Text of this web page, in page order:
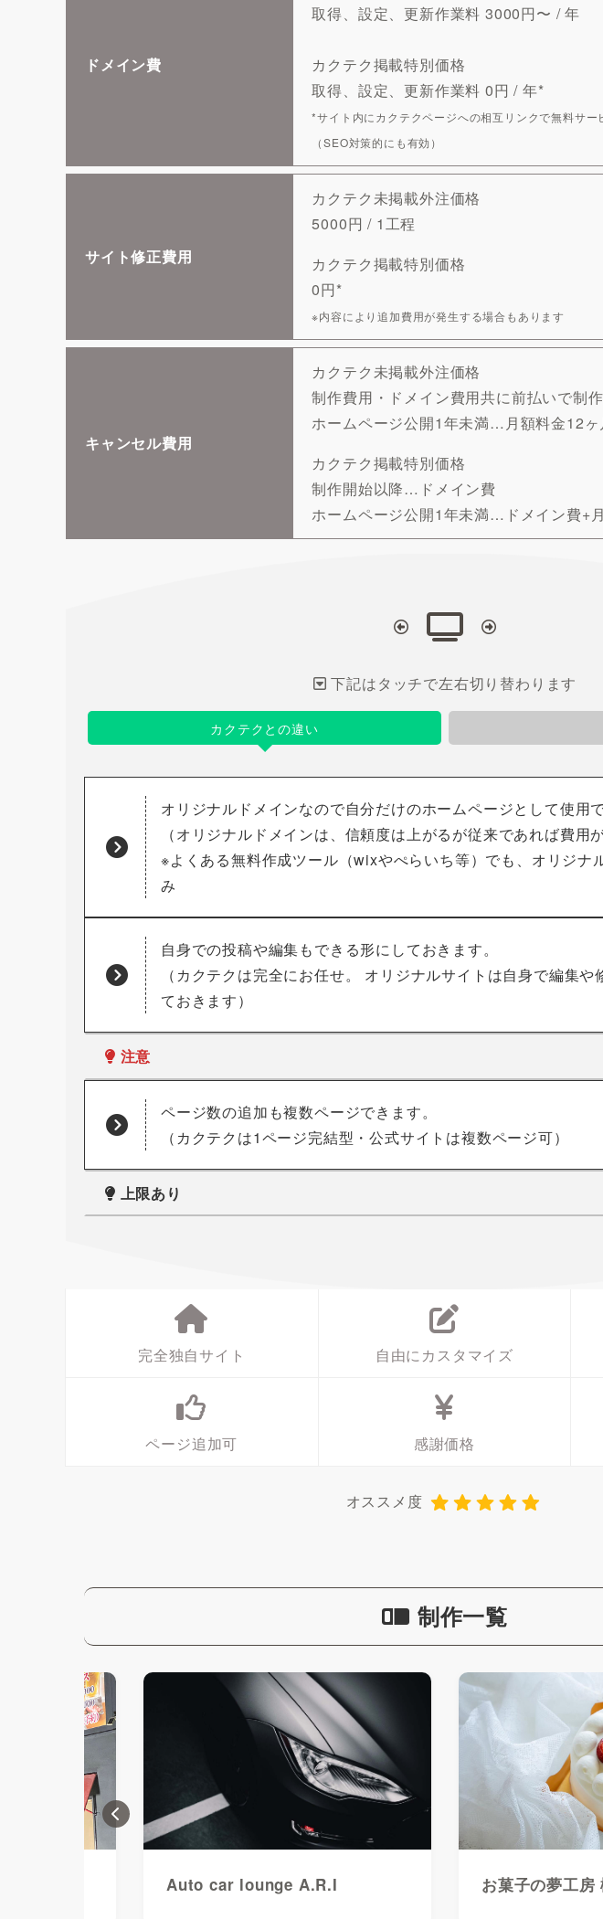
ドメイン費
取得、設定、更新作業料 3000円〜 / 年
カクテク掲載特別価格
取得、設定、更新作業料 0円 / 年*
*サイト内にカクテクページへの相互リンクで無料サー
（SEO対策的にも有効）
サイト修正費用
カクテク未掲載外注価格
5000円 / 1工程
カクテク掲載特別価格
0円*
※内容により追加費用が発生する場合もあります
キャンセル費用
カクテク未掲載外注価格
制作費用・ドメイン費用共に前払いで制
ホームページ公開1年未満…月額料金12
カクテク掲載特別価格
制作開始以降…ドメイン費
ホームページ公開1年未満…ドメイン費+
下記はタッチで左右切り替わります
カクテクとの違い
オリジナルドメインなので自分だけのホームページとして使用
（オリジナルドメインは、信頼度は上がるが従来であれば費用
※よくある無料作成ツール（wixやぺらいち等）でも、オリジナ
み
自身での投稿や編集もできる形にしておきます。
（カクテクは完全にお任せ。 オリジナルサイトは自身で編集
ておきます）
注意
ページ数の追加も複数ページできます。
（カクテクは1ページ完結型・公式サイトは複数ページ可）
上限あり
完全独自サイト 自由にカスタマイズ
ページ追加可 感謝価格
オススメ度
制作一覧
Previous
Auto car lounge A.R.I お菓子の夢工房